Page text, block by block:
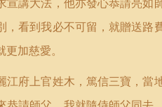
，看到我必不可留，就贈送
加慈愛。
江府上官姓木，篤信三寶，